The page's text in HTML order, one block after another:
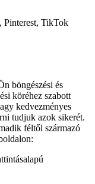
TikTok
böngészési és
köréhez szabott
kedvezményes
tudjuk azok sikerét.
féltől származó